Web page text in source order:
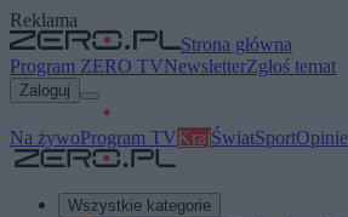
Reklama
Strona główna
Program ZERO TVNewsletterZgłoś temat
Zaloguj
Na żywoProgram TVKrajŚwiatSportOpinie
Wszystkie kategorie